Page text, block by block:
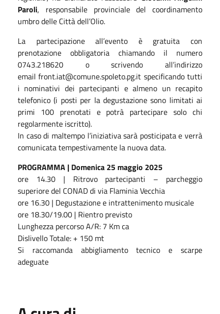
Paroli, responsabile provinciale del coordinamento
umbro delle Città dell’Olio.
La partecipazione all’evento è gratuita con
prenotazione obbligatoria chiamando il numero
0743.218620 o scrivendo all’indirizzo
email front.iat@comune.spoleto.pg.it specificando tutti
i nominativi dei partecipanti e almeno un recapito
telefonico (i posti per la degustazione sono limitati ai
primi 100 prenotati e potrà partecipare solo chi
regolarmente iscritto).
In caso di maltempo l’iniziativa sarà posticipata e verrà
comunicata tempestivamente la nuova data.
PROGRAMMA | Domenica 25 maggio 2025
ore 14.30 | Ritrovo partecipanti – parcheggio
superiore del CONAD di via Flaminia Vecchia
ore 16.30 | Degustazione e intrattenimento musicale
ore 18.30/19.00 | Rientro previsto
Lunghezza percorso A/R: 7 Km ca
Dislivello Totale: + 150 mt
Si raccomanda abbigliamento tecnico e scarpe
adeguate